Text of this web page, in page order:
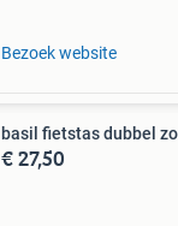
Bezoek website
basil fietstas dubbel
€ 27,50